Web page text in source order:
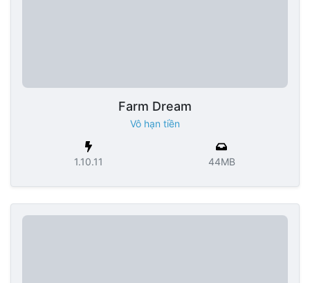
Farm Dream
Vô hạn tiền
1.10.11 44MB